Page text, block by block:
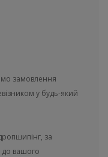
замовлення
у будь-який
за
до вашого